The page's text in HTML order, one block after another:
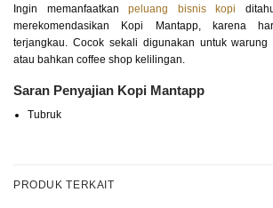
Ingin memanfaatkan peluang bisnis kopi
merekomendasikan Kopi Mantapp, karena
terjangkau. Cocok sekali digunakan untuk
atau bahkan coffee shop kelilingan.
Saran Penyajian Kopi Mantapp
Tubruk
PRODUK TERKAIT